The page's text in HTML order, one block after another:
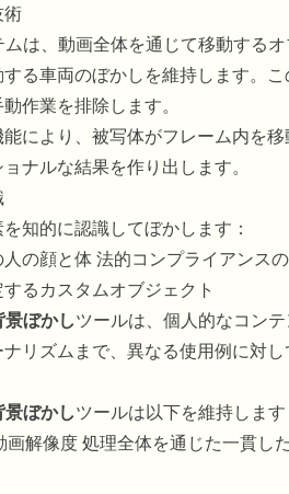
術
ムは、動画全体を通じて移動する
る車両のぼかしを維持します。
作業を排除します。
により、被写体がフレーム内を移
ナルな結果を作り出します。
知的に認識してぼかします：
の顔と体 法的コンプライアンス
るカスタムオブジェクト
ぼかしツールは、個人的なコン
リズムまで、異なる使用例に対し
ぼかしツールは以下を維持します
解像度 処理全体を通じた一貫し